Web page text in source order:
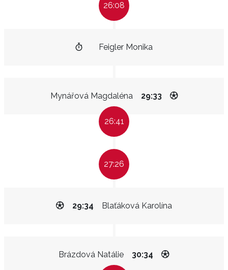
26:08
Feigler Monika
Mynářová Magdaléna 29:33
26:41
27:26
Blaťáková Karolína
29:34
Brázdová Natálie 30:34